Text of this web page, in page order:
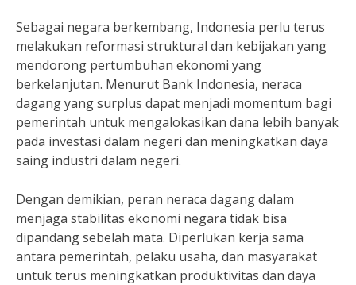
Sebagai negara berkembang, Indonesia perlu terus
melakukan reformasi struktural dan kebijakan yang
mendorong pertumbuhan ekonomi yang
berkelanjutan. Menurut Bank Indonesia, neraca
dagang yang surplus dapat menjadi momentum bagi
pemerintah untuk mengalokasikan dana lebih banyak
pada investasi dalam negeri dan meningkatkan daya
saing industri dalam negeri.
Dengan demikian, peran neraca dagang dalam
menjaga stabilitas ekonomi negara tidak bisa
dipandang sebelah mata. Diperlukan kerja sama
antara pemerintah, pelaku usaha, dan masyarakat
untuk terus meningkatkan produktivitas dan daya